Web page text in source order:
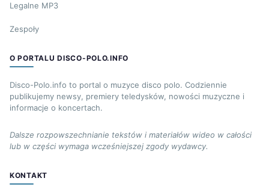
Legalne MP3
Zespoły
O PORTALU DISCO-POLO.INFO
Disco-Polo.info to portal o muzyce disco polo. Codziennie
publikujemy newsy, premiery teledysków, nowości muzyczne i
informacje o koncertach.
Dalsze rozpowszechnianie tekstów i materiałów wideo w całości
lub w części wymaga wcześniejszej zgody wydawcy.
KONTAKT